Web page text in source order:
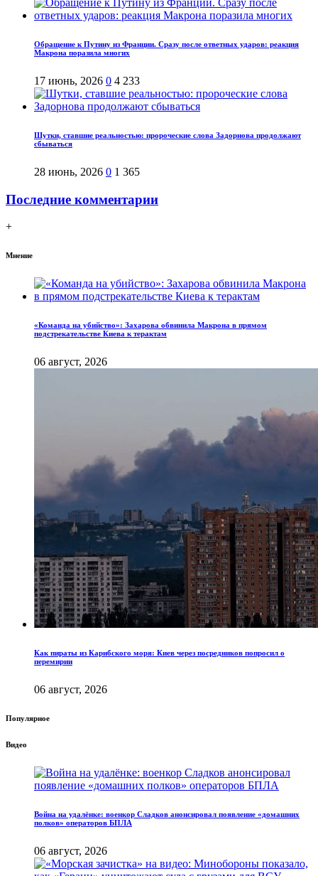
Обращение к Путину из Франции. Сразу после ответных ударов: реакция
Макрона поразила многих
17 июнь, 2026 0 4 233
Шутки, ставшие реальностью: пророческие слова Задорнова продолжают
сбываться
28 июнь, 2026 0 1 365
Последние комментарии
+
Мнение
«Команда на убийство»: Захарова обвинила Макрона в прямом
подстрекательстве Киева к терактам
06 август, 2026
Как пираты из Карибского моря: Киев через посредников попросил о
перемирии
06 август, 2026
Популярное
Видео
Война на удалёнке: военкор Сладков анонсировал появление «домашних
полков» операторов БПЛА
06 август, 2026